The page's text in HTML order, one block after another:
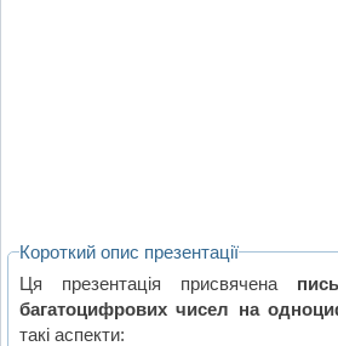
Короткий опис презентації
Ця презентація присвячена
багатоцифрових чисел на
такі аспекти: